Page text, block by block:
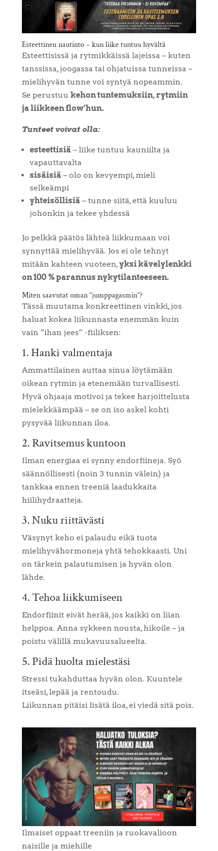
Esteettinen nautinto – kun liike tuntuu hyvältä
Esteettisissä ja rytmikkäissä lajeissa – kuten
tanssissa, joogassa tai ohjatuissa tunneissa –
mielihyvän tunne voi syntyä nopeammin.
Se perustuu kehon tuntemuksiin, rytmiin
ja liikkeen flow’hun.
Tunteet voivat olla:
esteettisiä – liike tuntuu kauniilta ja
vapauttavalta
sisäisiä – olo on kevyempi, mieli
selkeämpi
yhteisöllisiä – tunne siitä, että kuuluu
johonkin ja tekee yhdessä
Jo pelkkä päätös lähteä liikkumaan voi
synnyttää mielihyvää. Jos ei ole tehnyt
mitään kahteen vuoteen,yksi kävelylenkki
on 100 % parannus nykytilanteeseen.
Miten saavutat oman “jumppagasmin”?
Tässä muutama konkreettinen vinkki, jos
haluat kokea liikunnasta enemmän kuin
vain “ihan jees” -fiiliksen:
1. Hanki valmentaja
Ammattilainen auttaa sinua löytämään
oikean rytmin ja etenemään turvallisesti.
Hyvä ohjaaja motivoi ja tekee harjoittelusta
mielekkäämpää – se on iso askel kohti
pysyvää liikunnan iloa.
2. Ravitsemus kuntoon
Ilman energiaa ei synny endorfiineja. Syö
säännöllisesti (noin 3 tunnin välein) ja
tankkaa ennen treeniä laadukkaita
hiilihydraatteja.
3. Nuku riittävästi
Väsynyt keho ei palaudu eikä tuota
mielihyvähormoneja yhtä tehokkaasti. Uni
on tärkein palautumisen ja hyvän olon
lähde.
4. Tehoa liikkumiseen
Endorfiinit eivät herää, jos kaikki on liian
helppoa. Anna sykkeen nousta, hikoile – ja
poistu välillä mukavuusalueelta.
5. Pidä huolta mielestäsi
Stressi tukahduttaa hyvän olon. Kuuntele
itseäsi, lepää ja rentoudu.
Liikunnan pitäisi lisätä iloa, ei viedä sitä pois.
Ilmaiset oppaat treeniin ja ruokavalioon
naisille ja miehille